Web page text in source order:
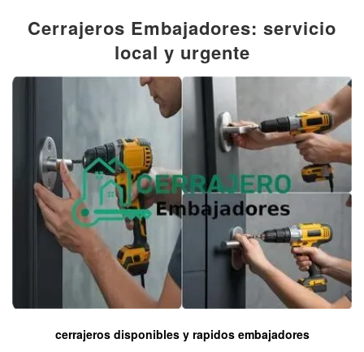
Cerrajeros Embajadores: servicio
local y urgente
cerrajeros disponibles y rapidos embajadores